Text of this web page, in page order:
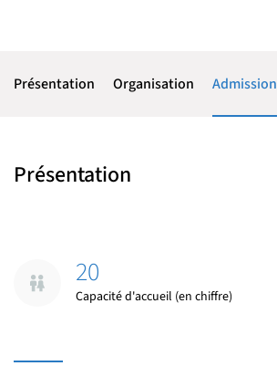
Présentation Organisation Admission
Présentation
20
Capacité d'accueil (en chiffre)